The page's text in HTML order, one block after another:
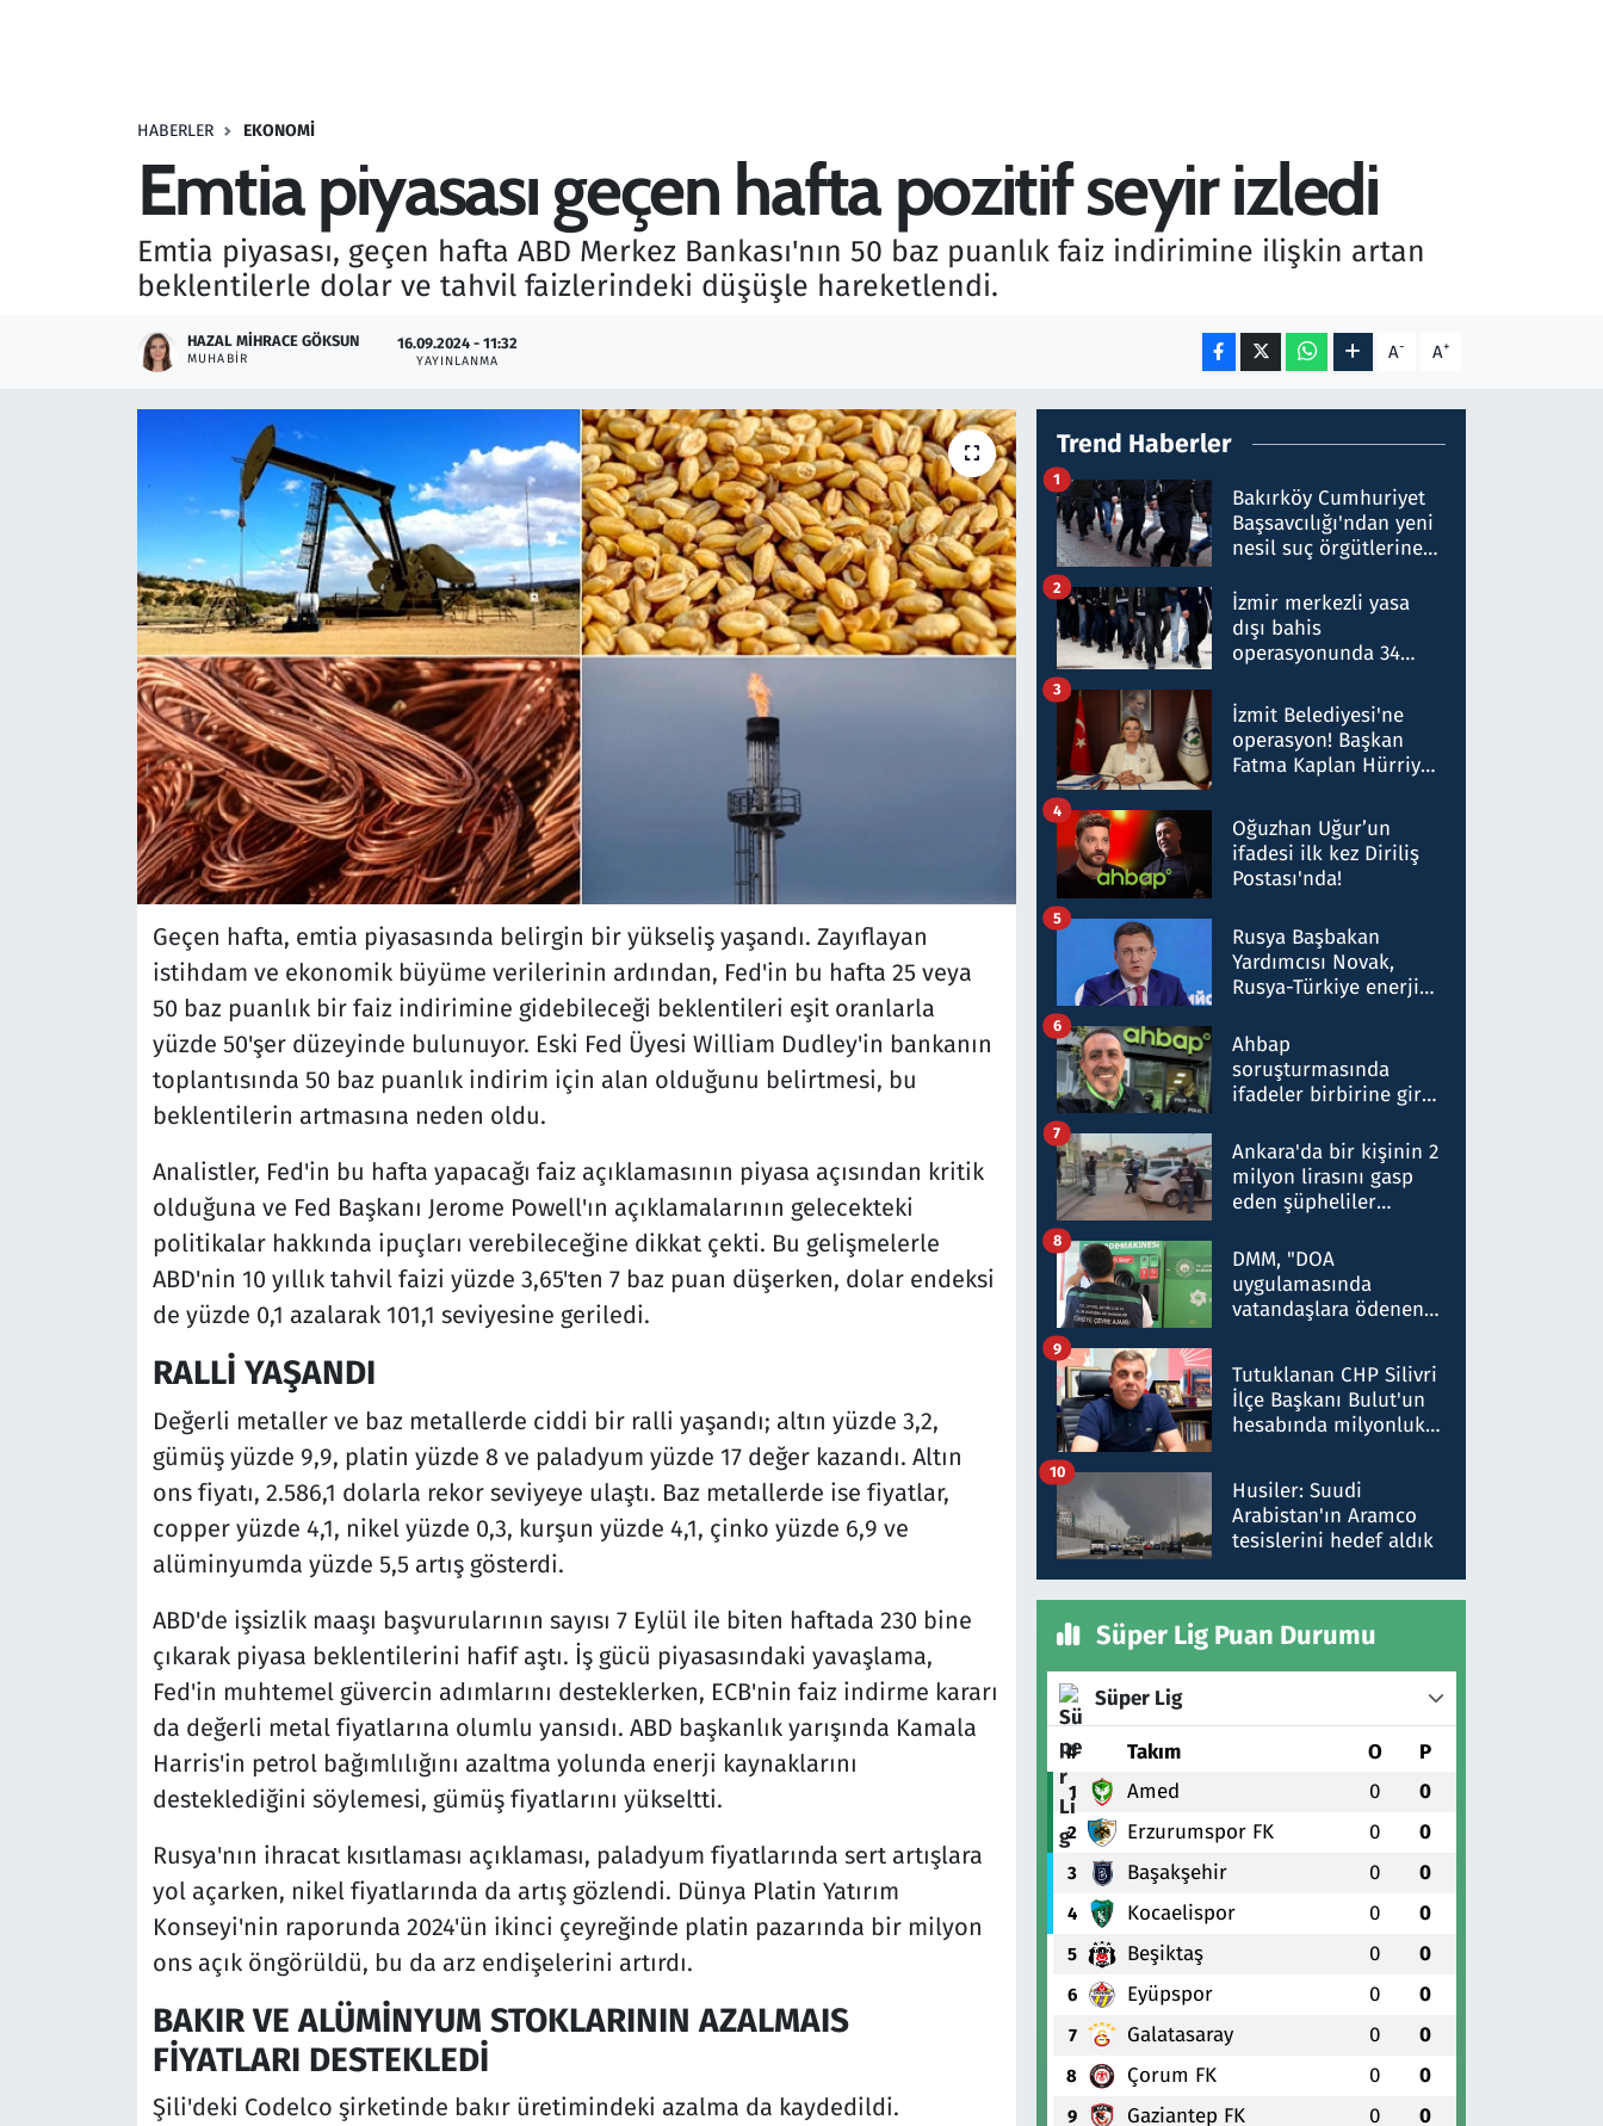
HABERLER EKONOMI
Emtia piyasası geçen hafta pozitif seyir izledi
Emtia piyasası, geçen hafta ABD Merkez Bankası'nın 50 baz puanlık faiz indirimine ilişkin artan
beklentilerle dolar ve tahvil faizlerindeki düşüşle hareketlendi.
HAZAL MIHRACE GÖKSUN
MUHABIR
16.09.2024 - 11:32
YAYINLANMA A- A+
Geçen hafta, emtia piyasasında belirgin bir yükseliş yaşandı. Zayıflayan
istihdam ve ekonomik büyüme verilerinin ardından, Fed'in bu hafta 25 veya
50 baz puanlık bir faiz indirimine gidebileceği beklentileri eşit oranlarla
yüzde 50'şer düzeyinde bulunuyor. Eski Fed Üyesi William Dudley'in bankanın
toplantısında 50 baz puanlık indirim için alan olduğunu belirtmesi, bu
beklentilerin artmasına neden oldu.
Analistler, Fed'in bu hafta yapacağı faiz açıklamasının piyasa açısından kritik
olduğuna ve Fed Başkanı Jerome Powell'ın açıklamalarının gelecekteki
politikalar hakkında ipuçları verebileceğine dikkat çekti. Bu gelişmelerle
ABD'nin 10 yıllık tahvil faizi yüzde 3,65'ten 7 baz puan düşerken, dolar endeksi
de yüzde 0,1 azalarak 101,1 seviyesine geriledi.
RALLİ YAŞANDI
Değerli metaller ve baz metallerde ciddi bir ralli yaşandı; altın yüzde 3,2,
gümüş yüzde 9,9, platin yüzde 8 ve paladyum yüzde 17 değer kazandı. Altın
ons fiyatı, 2.586,1 dolarla rekor seviyeye ulaştı. Baz metallerde ise fiyatlar,
copper yüzde 4,1, nikel yüzde 0,3, kurşun yüzde 4,1, çinko yüzde 6,9 ve
alüminyumda yüzde 5,5 artış gösterdi.
ABD'de işsizlik maaşı başvurularının sayısı 7 Eylül ile biten haftada 230 bine
çıkarak piyasa beklentilerini hafif aştı. İş gücü piyasasındaki yavaşlama,
Fed'in muhtemel güvercin adımlarını desteklerken, ECB'nin faiz indirme kararı
da değerli metal fiyatlarına olumlu yansıdı. ABD başkanlık yarışında Kamala
Harris'in petrol bağımlılığını azaltma yolunda enerji kaynaklarını
desteklediğini söylemesi, gümüş fiyatlarını yükseltti.
Rusya'nın ihracat kısıtlaması açıklaması, paladyum fiyatlarında sert artışlara
yol açarken, nikel fiyatlarında da artış gözlendi. Dünya Platin Yatırım
Konseyi'nin raporunda 2024'ün ikinci çeyreğinde platin pazarında bir milyon
ons açık öngörüldü, bu da arz endişelerini artırdı.
BAKIR VE ALÜMİNYUM STOKLARININ AZALMAIS
FİYATLARI DESTEKLEDİ
Şili'deki Codelco şirketinde bakır üretimindeki azalma da kaydedildi.
Trend Haberler
Bakırköy Cumhuriyet
Başsavcılığı'ndan yeni
nesil suç örgütlerine
hakkında gözaltı kararı
1
İzmir merkezli yasa
dışı bahis
operasyonunda 34
Milyar liralık para
trafiği tespit edildi
2
İzmit Belediyesi'ne
operasyon! Başkan
Fatma Kaplan Hürriyet
3
Oğuzhan Uğur’un
ifadesi ilk kez Diriliş
Postası'nda!
4
Rusya Başbakan
Yardımcısı Novak,
Rusya-Türkiye enerji
nitelikte olduğunu
belirtti
5
Ahbap
soruşturmasında
ifadeler birbirine girdi:
ifadelerinden ortaya
çıkan tablo şok etti
6
Ankara'da bir kişinin 2
milyon lirasını gasp
eden şüpheliler
7
DMM, "DOA
uygulamasında
vatandaşlara ödenen
düşürüldüğü" iddiasını
yalanladı
8
Tutuklanan CHP Silivri
İlçe Başkanı Bulut'un
hesabında milyonluk
talimat verdi, ben
gönderdim
9
Husiler: Suudi
Arabistan'ın Aramco
tesislerini hedef aldık
10
Süper Lig Puan Durumu
Süper Lig
# Takım O P
1 Amed 0 0
2 Erzurumspor FK 0 0
3 Başakşehir 0 0
4 Kocaelispor 0 0
5 Beşiktaş 0 0
6 Eyüpspor 0 0
7 Galatasaray 0 0
8 Çorum FK 0 0
9 Gaziantep FK 0 0
Savunma Sanayi
Seçim 2023